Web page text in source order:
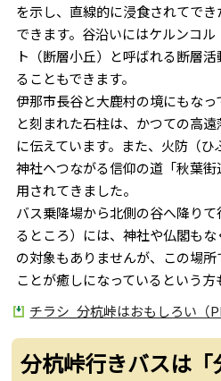
を示し、直線的に浸食されてで
できます。谷沿いにはケルンコ
ト（断層小丘）と呼ばれる断層
ることもできます。
伊那市長谷と大鹿村の境にもなっ
と刻まれた石柱は、かつての高
に伝えています。また、火防（
神社へつながる信仰の道「秋葉
用されてきました。
バス乗降場から北側の谷へ降り
るところ）には、神社や仏閣も
の対象もありませんが、この場
ことが癒しになっているという方
チラシ_分杭峠はおもしろい（
分杭峠行きバスは